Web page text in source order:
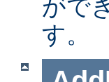
がで
す。